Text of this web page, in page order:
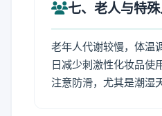
七、老人与特
老年人代谢较慢，体温
日减少刺激性化妆品使
注意防滑，尤其是潮湿